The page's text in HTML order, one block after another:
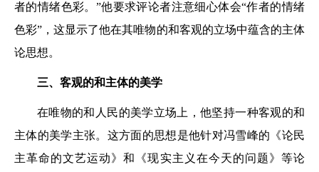
者的情绪色彩。”他要求评论者注意细心体会“作者的情绪
色彩”，这显示了他在其唯物的和客观的立场中蕴含的主体
论思想。
三、客观的和主体的美学
在唯物的和人民的美学立场上，他坚持一种客观的和
主体的美学主张。这方面的思想是他针对冯雪峰的《论民
主革命的文艺运动》和《现实主义在今天的问题》等论